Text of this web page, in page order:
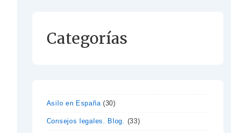
Categorías
Asilo en España(30)
Consejos legales. Blog. (33)